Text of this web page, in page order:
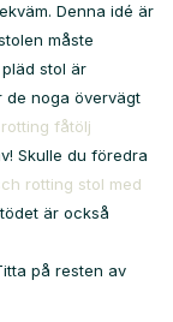
Denna idé är
måste
stol är
de noga övervägt
fåtölj
Skulle du föredra
rotting stol med
är också
på resten av